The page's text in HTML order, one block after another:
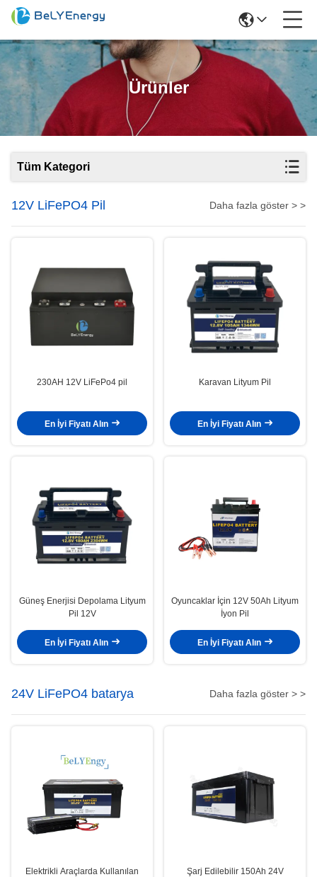
Ürünler
Tüm Kategori
12V LiFePO4 Pil Daha fazla göster > >
230AH 12V LiFePo4 pil
En İyi Fiyatı Alın
Karavan Lityum Pil
En İyi Fiyatı Alın
Güneş Enerjisi Depolama Lityum
Pil 12V
En İyi Fiyatı Alın
Oyuncaklar İçin 12V 50Ah Lityum
İyon Pil
En İyi Fiyatı Alın
24V LiFePO4 batarya Daha fazla göster > >
Elektrikli Araçlarda Kullanılan
Şarj Edilebilir 150Ah 24V